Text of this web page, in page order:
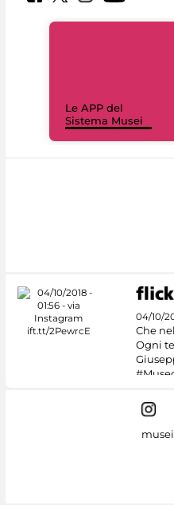
Le APP del
Sistema Musei
04/10/
Che
Ogni